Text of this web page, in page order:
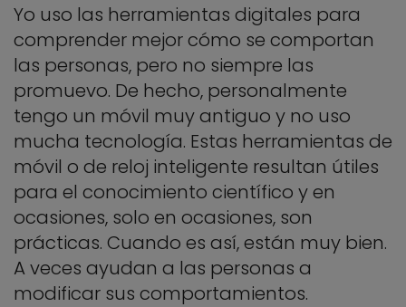
Yo uso las herramientas digitales para
comprender mejor cómo se comportan
las personas, pero no siempre las
promuevo. De hecho, personalmente
tengo un móvil muy antiguo y no uso
mucha tecnología. Estas herramientas de
móvil o de reloj inteligente resultan útiles
para el conocimiento científico y en
ocasiones, solo en ocasiones, son
prácticas. Cuando es así, están muy bien.
A veces ayudan a las personas a
modificar sus comportamientos.